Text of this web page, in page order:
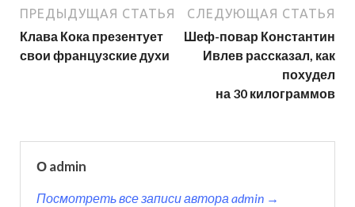
ПРЕДЫДУЩАЯ СТАТЬЯ
Клава Кока презентует
свои французские духи
СЛЕДУЮЩАЯ СТАТЬЯ
Шеф-повар Константин
Ивлев рассказал, как
похудел
на 30 килограммов
О admin
Посмотреть все записи автора admin →